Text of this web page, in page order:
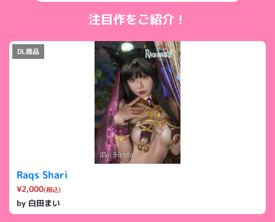
注目作をご紹介！
DL商品
Raqs Shari
¥2,000(税込)
by 白田まい